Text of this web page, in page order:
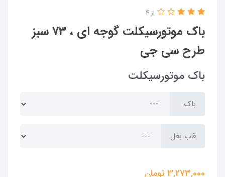
باک موتورسیکلت گوجه ای ، 73 سبز
طرح سی جی
از 4
باک موتورسیکلت
باک
قاب بغل
3,273,000تومان